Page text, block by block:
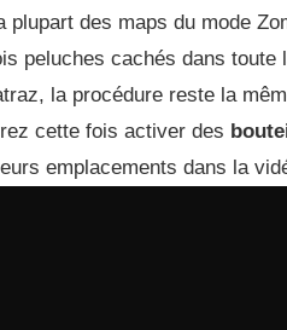
plupart des maps du mode
peluches cachés dans toute
la procédure reste la
cette fois activer des
emplacements dans la